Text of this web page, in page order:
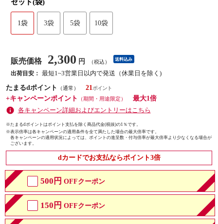
セット(袋)
1袋 3袋 5袋 10袋
販売価格 2,300 円 （税込） 送料込み
出荷目安： 最短1~3営業日以内で発送（休業日を除く)
たまるdポイント
（通常）
21
+キャンペーンポイント
（期間・用途限定）
最大1倍
各キャンペーン詳細およびエントリーはこちら
※たまるdポイントはポイント支払を除く商品代金(税抜)の1％です。
※表示倍率は各キャンペーンの適用条件を全て満たした場合の最大倍率です。
各キャンペーンの適用状況によっては、ポイントの進呈数・付与倍率が最大倍率より少なくなる場合が
ございます。
dカードでお支払ならポイント3倍
500円 OFFクーポン
150円 OFFクーポン